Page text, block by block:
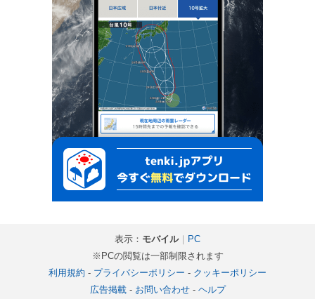
表示： モバイル｜ PC
※PCの閲覧は一部制限されます
利用規約 - プライバシーポリシー - クッキーポリシー
広告掲載- お問い合わせ- ヘルプ